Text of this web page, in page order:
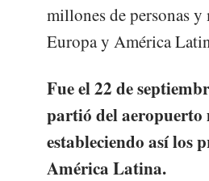
millones de personas
Europa y América
Fue el 22 de
partió del aeropuerto
estableciendo así los
América Latina.